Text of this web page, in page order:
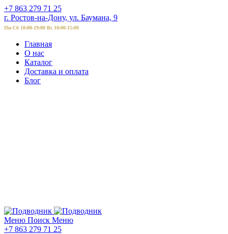
+7 863 279 71 25
г. Ростов-на-Дону, ул. Баумана, 9
Пн-Сб 10:00-19:00 Вс 10:00-15:00
Главная
О нас
Каталог
Доставка и оплата
Блог
Меню Поиск Меню
+7 863 279 71 25